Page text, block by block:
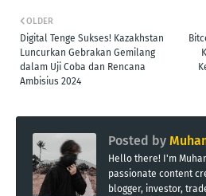
OLDER
Digital Tenge Sukses! Kazakhstan
Luncurkan Gebrakan Gemilang
dalam Uji Coba dan Rencana
Ambisius 2024
Posted by
Hello there! I'm
passionate content
blogger, investor,